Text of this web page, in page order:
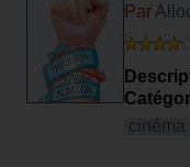
Par
cinéma